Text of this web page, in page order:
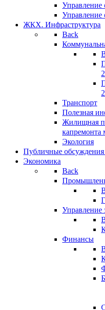
Управление
Управление
ЖКХ. Инфраструктура
Back
Транспорт
Полезная
Жилищная
Экология
Публичные
Экономика
Back
Управление
Финансы